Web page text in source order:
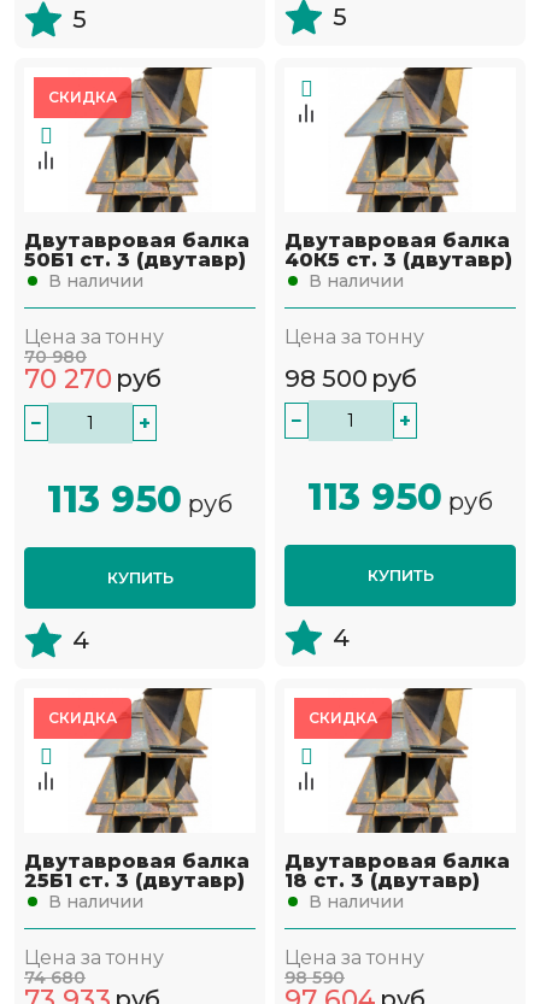
5 5
СКИДКА
Двутавровая балка
50Б1 ст. 3 (двутавр)
В наличии
Цена за тонну
70 980
70 270 руб
− +
113 950 руб
КУПИТЬ
4
Двутавровая балка
40К5 ст. 3 (двутавр)
В наличии
Цена за тонну
98 500 руб
− +
113 950 руб
КУПИТЬ
4
СКИДКА
Двутавровая балка
25Б1 ст. 3 (двутавр)
В наличии
Цена за тонну
74 680
СКИДКА
Двутавровая балка
18 ст. 3 (двутавр)
В наличии
Цена за тонну
98 590